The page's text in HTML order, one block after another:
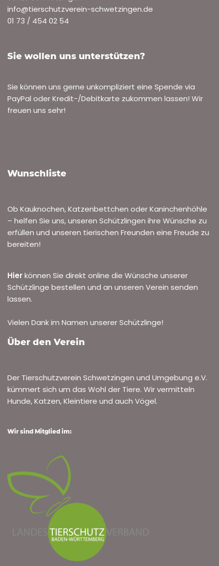
VONROLF HENN
16. NOVEMBER 2025
ARCHIV ZUGELAUFENE TIERE
Katze zugelaufen. Das Tier ist weiblich, ist nicht gechipt,
Wer vermisst seinen Nympchensittich?
VONMARLA MUMMERT
4. NOVEMBER 2025
ARCHIV ZUGELAUFENE TIERE
Am Montag, den 04.11.2025, wurde an der Grillhütte
Ketsch ein Nymphensittich gefunden. Er ist zahm und
wird vermutlich vermisst. Bitte melden Sie sich beim